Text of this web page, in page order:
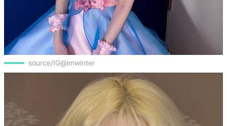
source/IG@imwinter